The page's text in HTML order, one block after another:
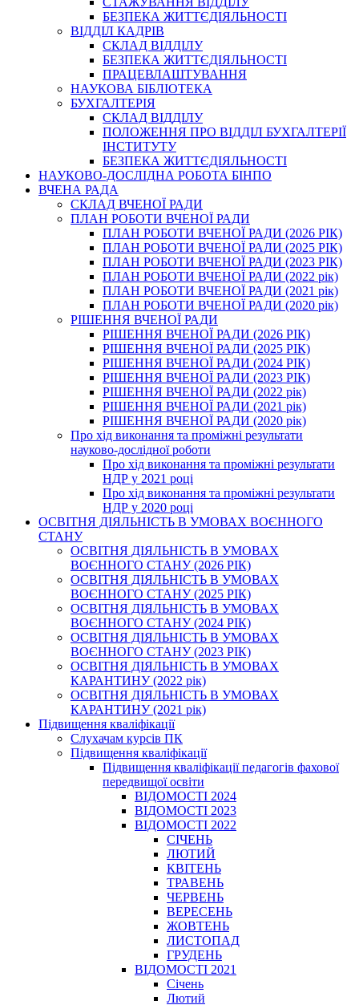
БЕЗПЕКА ЖИТТЄДІЯЛЬНОСТІ
ВІДДІЛ КАДРІВ
СКЛАД ВІДДІЛУ
БЕЗПЕКА ЖИТТЄДІЯЛЬНОСТІ
ПРАЦЕВЛАШТУВАННЯ
НАУКОВА БІБЛІОТЕКА
БУХГАЛТЕРІЯ
СКЛАД ВІДДІЛУ
ПОЛОЖЕННЯ ПРО ВІДДІЛ БУХГАЛТЕРІЇ
ІНСТИТУТУ
БЕЗПЕКА ЖИТТЄДІЯЛЬНОСТІ
НАУКОВО-ДОСЛІДНА РОБОТА БІНПО
ВЧЕНА РАДА
СКЛАД ВЧЕНОЇ РАДИ
ПЛАН РОБОТИ ВЧЕНОЇ РАДИ
ПЛАН РОБОТИ ВЧЕНОЇ РАДИ (2026 РІК)
ПЛАН РОБОТИ ВЧЕНОЇ РАДИ (2025 РІК)
ПЛАН РОБОТИ ВЧЕНОЇ РАДИ (2023 РІК)
ПЛАН РОБОТИ ВЧЕНОЇ РАДИ (2022 рік)
ПЛАН РОБОТИ ВЧЕНОЇ РАДИ (2021 рік)
ПЛАН РОБОТИ ВЧЕНОЇ РАДИ (2020 рік)
РІШЕННЯ ВЧЕНОЇ РАДИ
РІШЕННЯ ВЧЕНОЇ РАДИ (2026 РІК)
РІШЕННЯ ВЧЕНОЇ РАДИ (2025 РІК)
РІШЕННЯ ВЧЕНОЇ РАДИ (2024 РІК)
РІШЕННЯ ВЧЕНОЇ РАДИ (2023 РІК)
РІШЕННЯ ВЧЕНОЇ РАДИ (2022 рік)
РІШЕННЯ ВЧЕНОЇ РАДИ (2021 рік)
РІШЕННЯ ВЧЕНОЇ РАДИ (2020 рік)
Про хід виконання та проміжні результати
науково-дослідної роботи
Про хід виконання та проміжні результати
НДР у 2021 році
Про хід виконання та проміжні результати
НДР у 2020 році
ОСВІТНЯ ДІЯЛЬНІСТЬ В УМОВАХ ВОЄННОГО
СТАНУ
ОСВІТНЯ ДІЯЛЬНІСТЬ В УМОВАХ
ВОЄННОГО СТАНУ (2026 РІК)
ОСВІТНЯ ДІЯЛЬНІСТЬ В УМОВАХ
ВОЄННОГО СТАНУ (2025 РІК)
ОСВІТНЯ ДІЯЛЬНІСТЬ В УМОВАХ
ВОЄННОГО СТАНУ (2024 РІК)
ОСВІТНЯ ДІЯЛЬНІСТЬ В УМОВАХ
ВОЄННОГО СТАНУ (2023 РІК)
ОСВІТНЯ ДІЯЛЬНІСТЬ В УМОВАХ
КАРАНТИНУ (2022 рік)
ОСВІТНЯ ДІЯЛЬНІСТЬ В УМОВАХ
КАРАНТИНУ (2021 рік)
Підвищення кваліфікації
Слухачам курсів ПК
Підвищення кваліфікації
Підвищення кваліфікації педагогів фахової
передвищої освіти
ВІДОМОСТІ 2024
ВІДОМОСТІ 2023
ВІДОМОСТІ 2022
СІЧЕНЬ
ЛЮТИЙ
КВІТЕНЬ
ТРАВЕНЬ
ЧЕРВЕНЬ
ВЕРЕСЕНЬ
ЖОВТЕНЬ
ЛИСТОПАД
ГРУДЕНЬ
ВІДОМОСТІ 2021
Січень
Лютий